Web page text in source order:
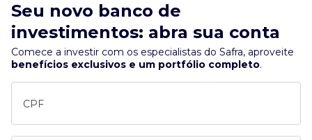
Seu novo banco de
investimentos: abra sua conta
Comece a investir com os especialistas do Safra, aproveite
benefícios exclusivos e um portfólio completo.
CPF